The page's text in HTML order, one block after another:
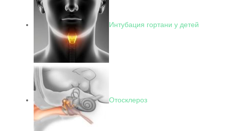
Интубация гортани у детей
Отосклероз